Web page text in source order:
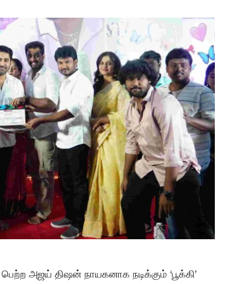
அஜய் திஷன் நாயகனாக நடிக்கும் ‘பூக்கி’